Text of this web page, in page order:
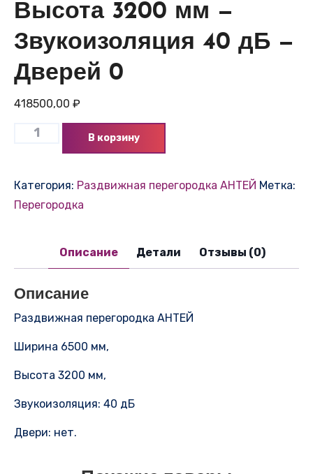
Высота 3200 мм —
Звукоизоляция 40 дБ —
Дверей 0
418500,00 ₽
В корзину
Категория: Раздвижная перегородка АНТЕЙ Метка:
Перегородка
Описание Детали Отзывы (0)
Описание
Раздвижная перегородка АНТЕЙ
Ширина 6500 мм,
Высота 3200 мм,
Звукоизоляция: 40 дБ
Двери: нет.